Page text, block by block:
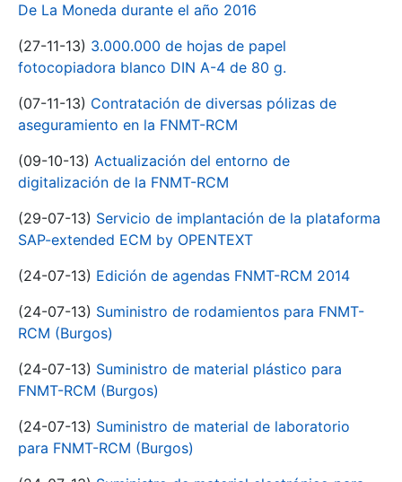
De La Moneda durante el año 2016
(27-11-13) 3.000.000 de hojas de papel
fotocopiadora blanco DIN A-4 de 80 g.
(07-11-13) Contratación de diversas pólizas de
aseguramiento en la FNMT-RCM
(09-10-13) Actualización del entorno de
digitalización de la FNMT-RCM
(29-07-13) Servicio de implantación de la plataforma
SAP-extended ECM by OPENTEXT
(24-07-13) Edición de agendas FNMT-RCM 2014
(24-07-13) Suministro de rodamientos para FNMT-
RCM (Burgos)
(24-07-13) Suministro de material plástico para
FNMT-RCM (Burgos)
(24-07-13) Suministro de material de laboratorio
para FNMT-RCM (Burgos)